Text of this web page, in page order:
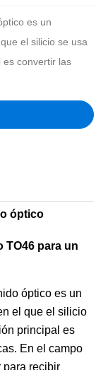
es un
el silicio se usa
es convertir las
óptico
para un
óptico es un
el que el silicio
principal es
En el campo
para recibir